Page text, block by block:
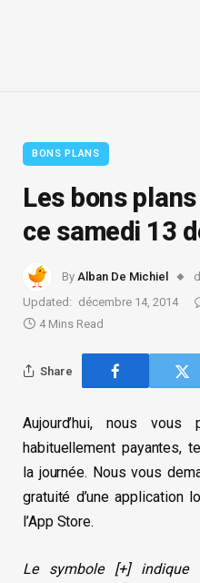
BONS PLANS
Les bons
ce samedi 13
By Alban De Michiel
Updated: décembre 14, 2014
4 Mins Read
Share
Aujourd’hui, nous vous
habituellement payantes,
la journée. Nous vous
gratuité d’une application
l’App Store.
Le symbole [+] indique